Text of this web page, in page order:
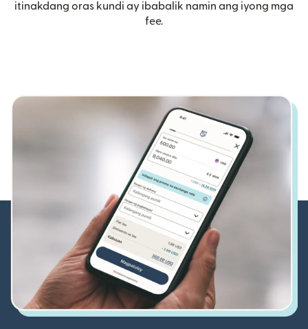
itinakdang oras kundi ay ibabalik namin ang iyong mga
fee.